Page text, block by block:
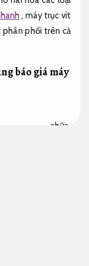
, máy trục vít
phân phối trên cả
báo giá máy